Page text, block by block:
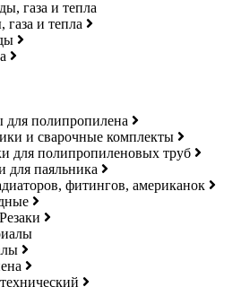
и тепла
полипропилена
и сварочные комплекты
для полипропиленовых труб
для паяльника
фитингов, американок